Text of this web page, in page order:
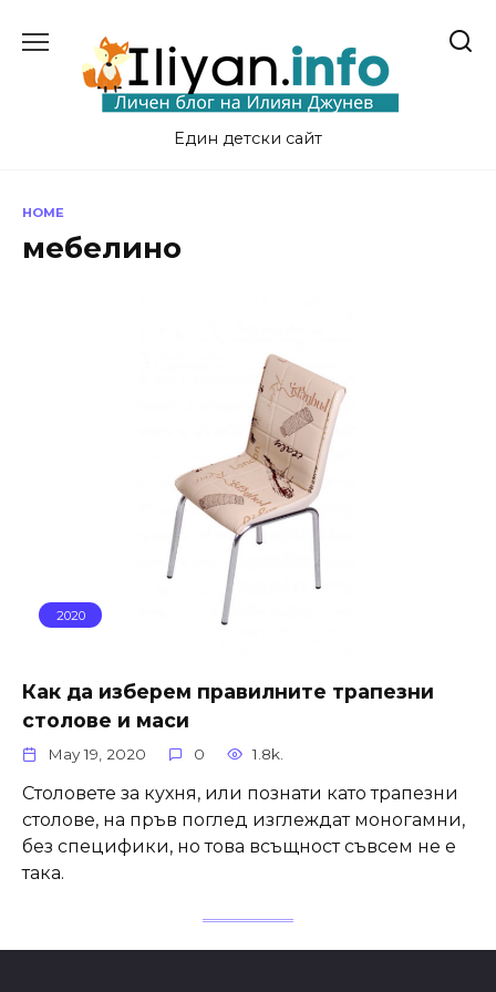
Един детски сайт
HOME
мебелино
2020
Как да изберем правилните трапезни
столове и маси
May 19, 2020 0 1.8k.
Столовете за кухня, или познати като трапезни
столове, на пръв поглед изглеждат моногамни,
без специфики, но това всъщност съвсем не е
така.